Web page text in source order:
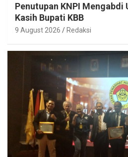
Penutupan KNPI Mengabdi
Kasih Bupati KBB
9 August 2026 Redaksi